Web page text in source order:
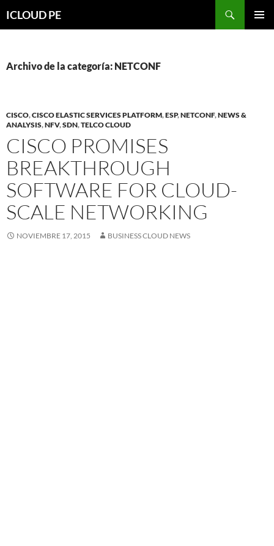
hacia
ICLOUD PE
Archivo de la categoría: NETCONF
CISCO,CISCO ELASTIC SERVICES PLATFORM,ESP,NETCONF,NEWS &
ANALYSIS,NFV,SDN,TELCO CLOUD
CISCO PROMISES
BREAKTHROUGH
SOFTWARE FOR CLOUD-
SCALE NETWORKING
NOVIEMBRE 17, 2015 BUSINESS CLOUD NEWS